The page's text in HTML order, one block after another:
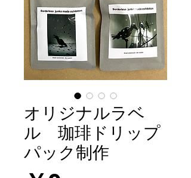
オリジナルラベ
ル 珈琲ドリップ
パック制作